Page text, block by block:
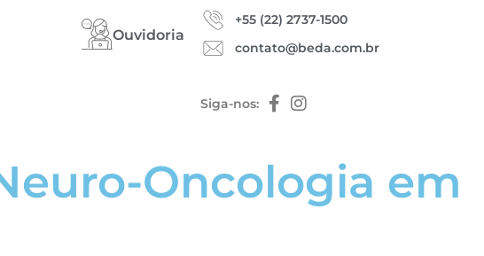
Ouvidoria
+55 (22) 2737-1500
contato@beda.com.br
Siga-nos:
Oncologia em